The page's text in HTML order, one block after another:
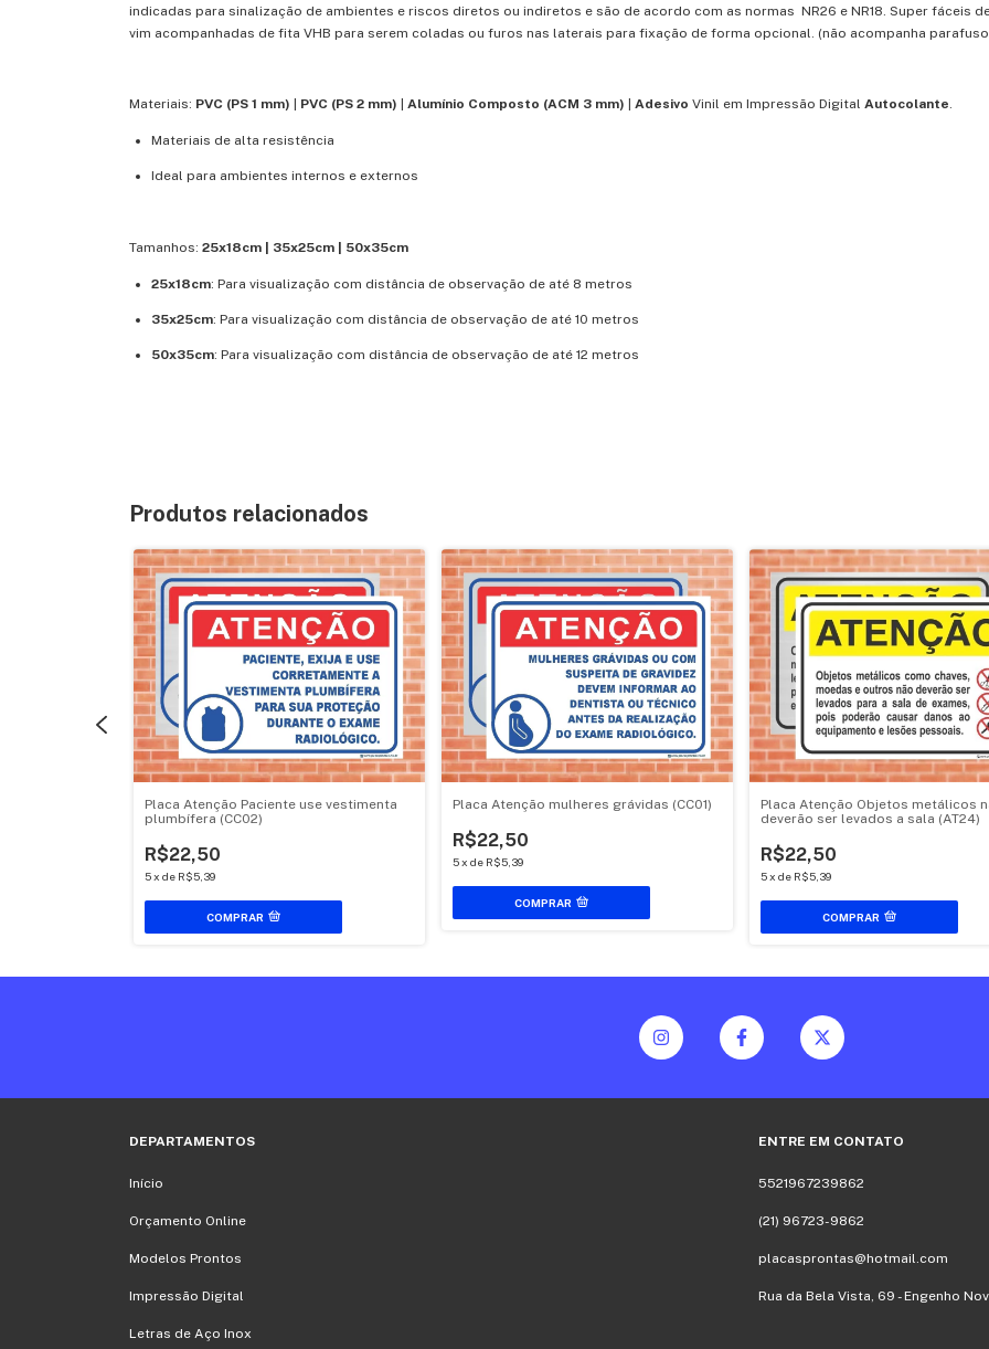
indicadas para sinalização de ambientes e riscos diretos ou indiretos e são de acordo com as normas NR26 e NR18. Super fáceis
vim acompanhadas de fita VHB para serem coladas ou furos nas laterais para fixação de forma opcional. (não acompanha
Materiais: PVC (PS 1 mm) PVC (PS 2 mm) Alumínio Composto (ACM 3 mm) Adesivo Vinil em Impressão Digital Autocolante.
Materiais de alta resistência
Ideal para ambientes internos e externos
Tamanhos: 25x18cm | 35x25cm | 50x35cm
25x18cm: Para visualização com distância de observação de até 8 metros
35x25cm: Para visualização com distância de observação de até 10 metros
50x35cm: Para visualização com distância de observação de até 12 metros
Produtos relacionados
Placa Atenção Paciente use vestimenta
plumbífera (CC02)
R$22,50
5x de R$5,39
COMPRAR
Placa Atenção mulheres grávidas (CC01)
R$22,50
5x de R$5,39
COMPRAR
Placa Atenção Objetos metálicos
deverão ser levados a sala (AT24)
R$22,50
5x de R$5,39
COMPRAR
DEPARTAMENTOS
Início
Orçamento Online
Modelos Prontos
Impressão Digital
Letras de Aço Inox
ENTRE EM CONTATO
5521967239862
(21) 96723-9862
placasprontas@hotmail.com
Rua da Bela Vista, 69 - Engenho